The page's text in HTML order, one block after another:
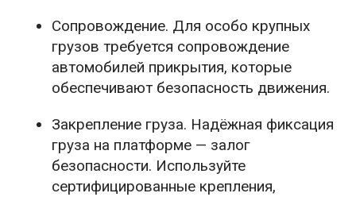
Сопровождение. Для особо крупных
грузов требуется сопровождение
автомобилей прикрытия, которые
обеспечивают безопасность движения.
Закрепление груза. Надёжная фиксация
груза на платформе — залог
безопасности. Используйте
сертифицированные крепления,